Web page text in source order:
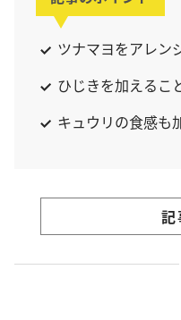
ツナマヨをアレン
ひじきを加えるこ
キュウリの食感も
記